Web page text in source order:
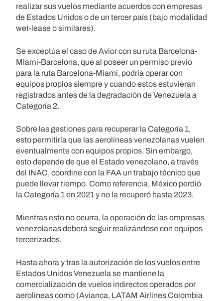
realizar sus vuelos mediante acuerdos con empresas
de Estados Unidos o de un tercer país (bajo modalidad
wet-lease o similares).
Se exceptúa el caso de Avior con su ruta Barcelona-
Miami-Barcelona, que al poseer un permiso previo
para la ruta Barcelona-Miami, podría operar con
equipos propios siempre y cuando estos estuvieran
registrados antes de la degradación de Venezuela a
Categoría 2.
Sobre las gestiones para recuperar la Categoría 1,
esto permitiría que las aerolíneas venezolanas vuelen
eventualmente con equipos propios. Sin embargo,
esto depende de que el Estado venezolano, a través
del INAC, coordine con la FAA un trabajo técnico que
puede llevar tiempo. Como referencia, México perdió
la Categoría 1 en 2021 y no la recuperó hasta 2023.
Mientras esto no ocurra, la operación de las empresas
venezolanas deberá seguir realizándose con equipos
tercerizados.
Hasta ahora y tras la autorización de los vuelos entre
Estados Unidos Venezuela se mantiene la
comercialización de vuelos indirectos operados por
aerolíneas como (Avianca, LATAM Airlines Colombia